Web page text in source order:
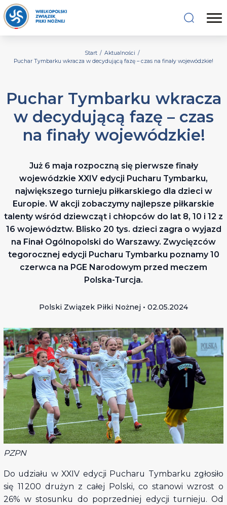
Start / Aktualności /
Puchar Tymbarku wkracza w decydującą fazę – czas na finały wojewódzkie!
Puchar Tymbarku wkracza
w decydującą fazę – czas
na finały wojewódzkie!
Już 6 maja rozpoczną się pierwsze finały
wojewódzkie XXIV edycji Pucharu Tymbarku,
największego turnieju piłkarskiego dla dzieci w
Europie. W akcji zobaczymy najlepsze piłkarskie
talenty wśród dziewcząt i chłopców do lat 8, 10 i 12 z
16 województw. Blisko 20 tys. dzieci zagra o wyjazd
na Finał Ogólnopolski do Warszawy. Zwycięzców
tegorocznej edycji Pucharu Tymbarku poznamy 10
czerwca na PGE Narodowym przed meczem
Polska-Turcja.
Polski Związek Piłki Nożnej • 02.05.2024
PZPN
Do udziału w XXIV edycji Pucharu Tymbarku zgłosiło
się 11 200 drużyn z całej Polski, co stanowi wzrost o
26% w stosunku do poprzedniej edycji turnieju. Od